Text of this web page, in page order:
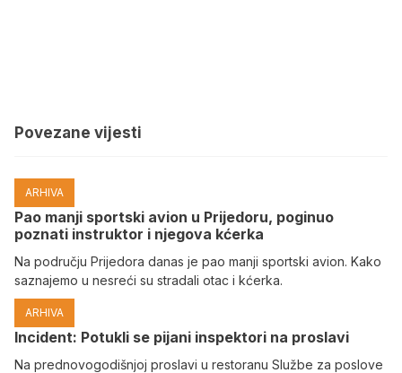
Povezane vijesti
ARHIVA
Pao manji sportski avion u Prijedoru, poginuo
poznati instruktor i njegova kćerka
Na području Prijedora danas je pao manji sportski avion. Kako
saznajemo u nesreći su stradali otac i kćerka.
ARHIVA
Incident: Potukli se pijani inspektori na proslavi
Na prednovogodišnjoj proslavi u restoranu Službe za poslove